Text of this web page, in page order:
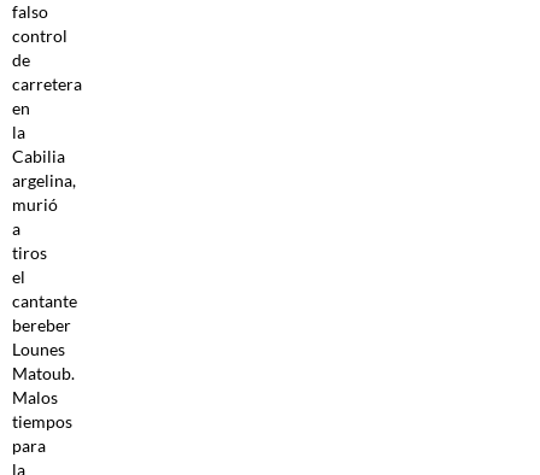
falso
control
de
carretera
en
la
Cabilia
argelina,
murió
a
tiros
el
cantante
bereber
Lounes
Matoub.
Malos
tiempos
para
la